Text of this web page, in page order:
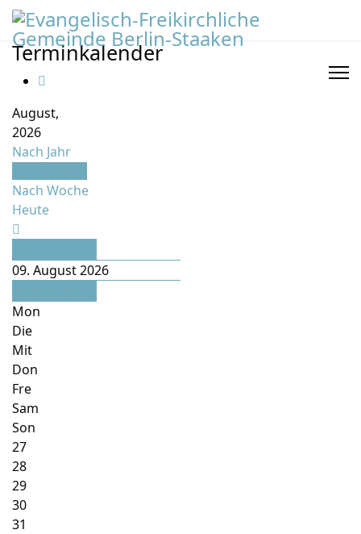
Terminkalender
August,
2026
Nach Jahr
Nach Woche
Heute
09. August 2026
Mon
Die
Mit
Don
Fre
Sam
Son
27
28
29
30
31